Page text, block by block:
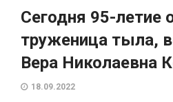
Сегодня 95-летие
труженица тыла,
Вера Николаевна
18.09.2022